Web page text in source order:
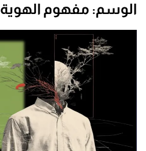
الوسم: مفهوم الهوية